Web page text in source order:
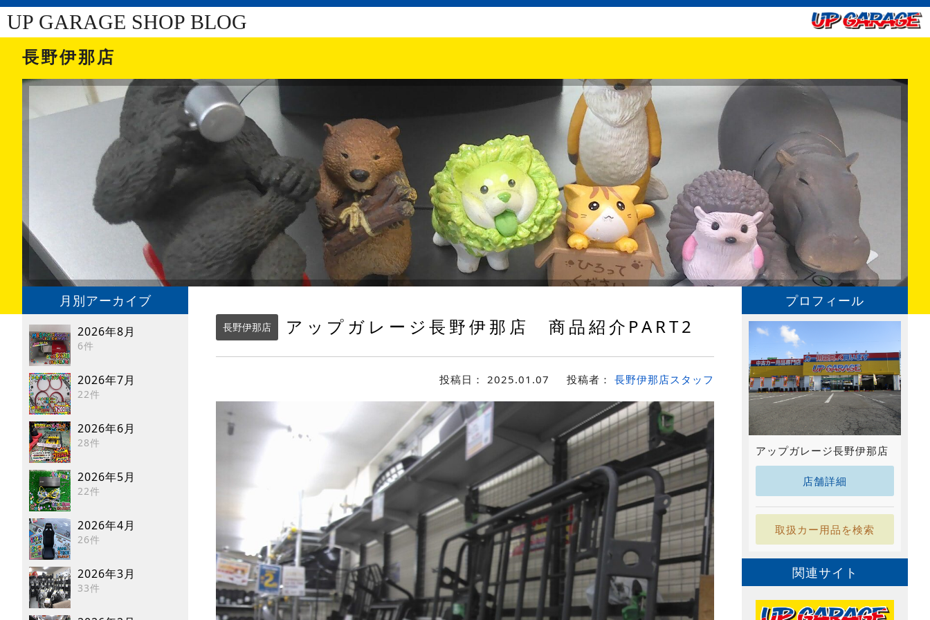
UP GARAGE SHOP BLOG
長野伊那店
月別アーカイブ
2026年8月
6件
2026年7月
22件
2026年6月
28件
2026年5月
22件
2026年4月
26件
2026年3月
33件
長野伊那店 アップガレージ長野伊那店 商品紹介PART2
投稿日： 2025.01.07 投稿者： 長野伊那店スタッフ
プロフィール
アップガレージ長野伊那店
店舗詳細
取扱カー用品を検索
関連サイト